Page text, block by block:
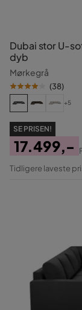
Dubai stor U-
dyb
Mørkegrå
(38)
+5
SE PRISEN!
Pris
17.499,-
Original
Tidligere laveste